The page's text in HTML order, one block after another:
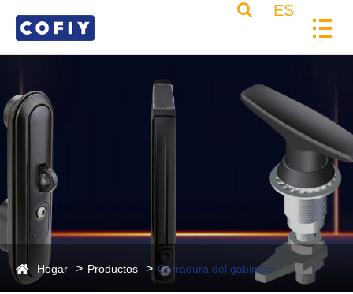
ES
Hogar Productos Cerradura del gabinete